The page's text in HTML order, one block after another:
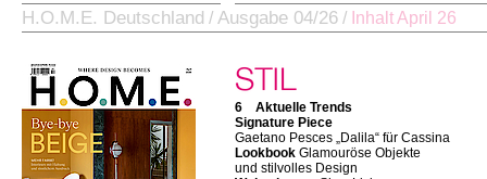
H.O.M.E. Deutschland / Ausgabe 04/26 / Inhalt April 26
6 Aktuelle Trends
Signature Piece
Gaetano Pesces „Dalila“ für Cassina
Lookbook Glamouröse Objekte
und stilvolles Design